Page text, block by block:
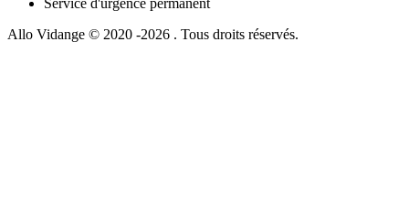
Allo Vidange © 2020 -2026 . Tous droits réservés.